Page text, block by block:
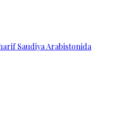
Saudiya Arabistonida